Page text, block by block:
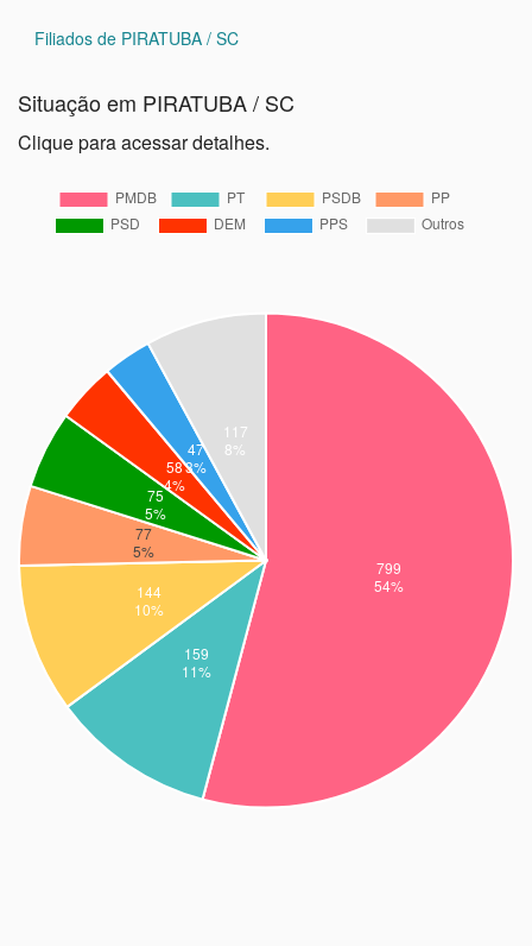
Filiados de PIRATUBA / SC
Situação em PIRATUBA / SC
Clique para acessar detalhes.